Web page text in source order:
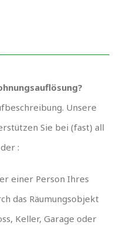
Unsere
Sie bei (fast) all
:
einer Person Ihres
das Räumungsobjekt
Keller, Garage oder